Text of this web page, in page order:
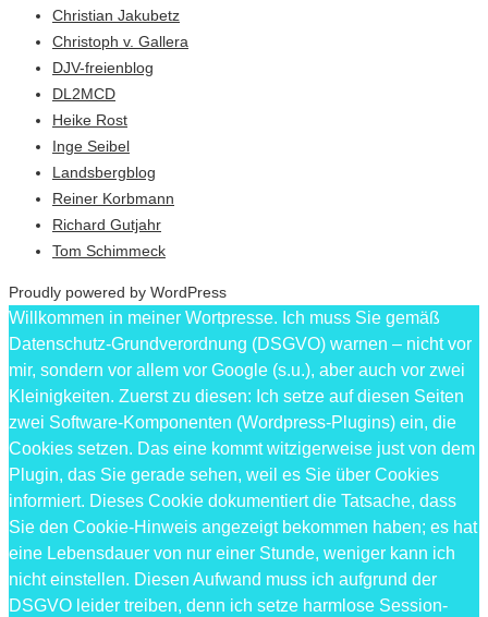
Christian Jakubetz
Christoph v. Gallera
DJV-freienblog
DL2MCD
Heike Rost
Inge Seibel
Landsbergblog
Reiner Korbmann
Richard Gutjahr
Tom Schimmeck
Proudly powered by WordPress
Willkommen in meiner Wortpresse. Ich muss Sie gemäß
Datenschutz-Grundverordnung (DSGVO) warnen – nicht vor
mir, sondern vor allem vor Google (s.u.), aber auch vor zwei
Kleinigkeiten. Zuerst zu diesen: Ich setze auf diesen Seiten
zwei Software-Komponenten (Wordpress-Plugins) ein, die
Cookies setzen. Das eine kommt witzigerweise just von dem
Plugin, das Sie gerade sehen, weil es Sie über Cookies
informiert. Dieses Cookie dokumentiert die Tatsache, dass
Sie den Cookie-Hinweis angezeigt bekommen haben; es hat
eine Lebensdauer von nur einer Stunde, weniger kann ich
nicht einstellen. Diesen Aufwand muss ich aufgrund der
DSGVO leider treiben, denn ich setze harmlose Session-